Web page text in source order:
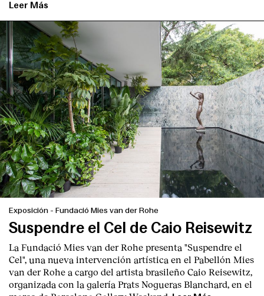
Leer Más
Exposición - Fundació Mies van der Rohe
Suspendre el Cel de Caio Reisewitz
La Fundació Mies van der Rohe presenta "Suspendre el
Cel", una nueva intervención artística en el Pabellón Mies
van der Rohe a cargo del artista brasileño Caio Reisewitz,
organizada con la galería Prats Nogueras Blanchard, en el